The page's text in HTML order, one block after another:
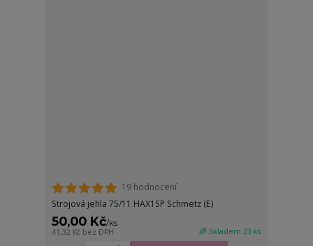
19 hodnocení
Strojová jehla 75/11 HAX1SP Schmetz (E)
50,00 Kč/ks
41,32 Kč bez DPH 🌈 Skladem 23 ks